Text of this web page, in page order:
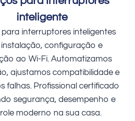
inteligente
para interruptores inteligentes
configuração e
ao Wi-Fi. Automatizamos
ajustamos compatibilidade e
falhas. Profissional certificado
segurança, desempenho e
moderno na sua casa.